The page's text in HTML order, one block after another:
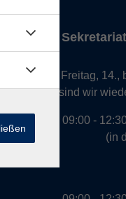
des
Urlaub von Freitag, 14.,
August, sind wir
09:00 -
(in